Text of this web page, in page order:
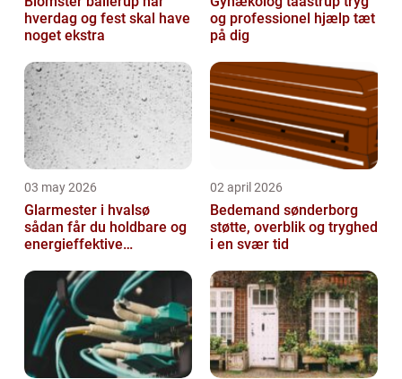
hverdag og fest skal have
noget ekstra
og professionel hjælp tæt
på dig
03 may 2026
Glarmester i hvalsø
sådan får du holdbare og
energieffektive
02 april 2026
Bedemand sønderborg
støtte, overblik og tryghed
i en svær tid